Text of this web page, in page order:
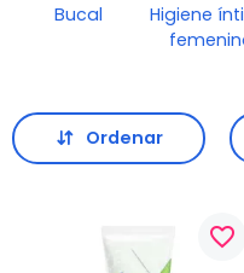
Bucal
Higiene
Ordenar
favorite_border